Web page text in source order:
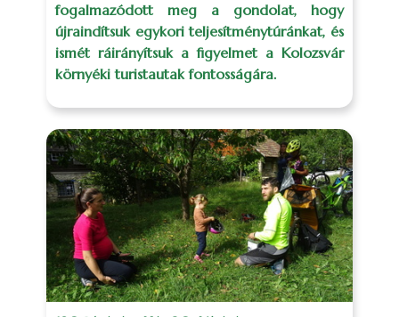
fogalmazódott meg a gondolat, hogy
újraindítsuk egykori teljesítménytúránkat, és
ismét ráirányítsuk a figyelmet a Kolozsvár
környéki turistautak fontosságára.